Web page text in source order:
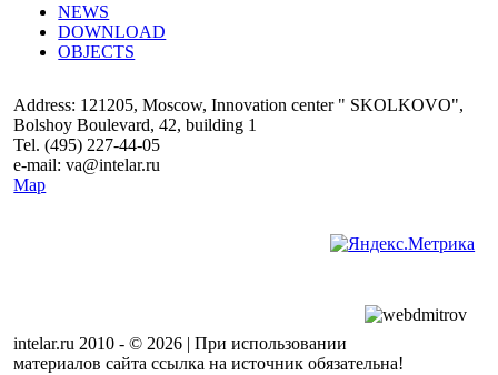
NEWS
DOWNLOAD
OBJECTS
Address: 121205, Moscow, Innovation center " SKOLKOVO",
Bolshoy Boulevard, 42, building 1
Tel. (495) 227-44-05
e-mail: va@intelar.ru
Map
intelar.ru 2010 -© 2026 |При использовании
материалов сайта ссылка на источник обязательна!